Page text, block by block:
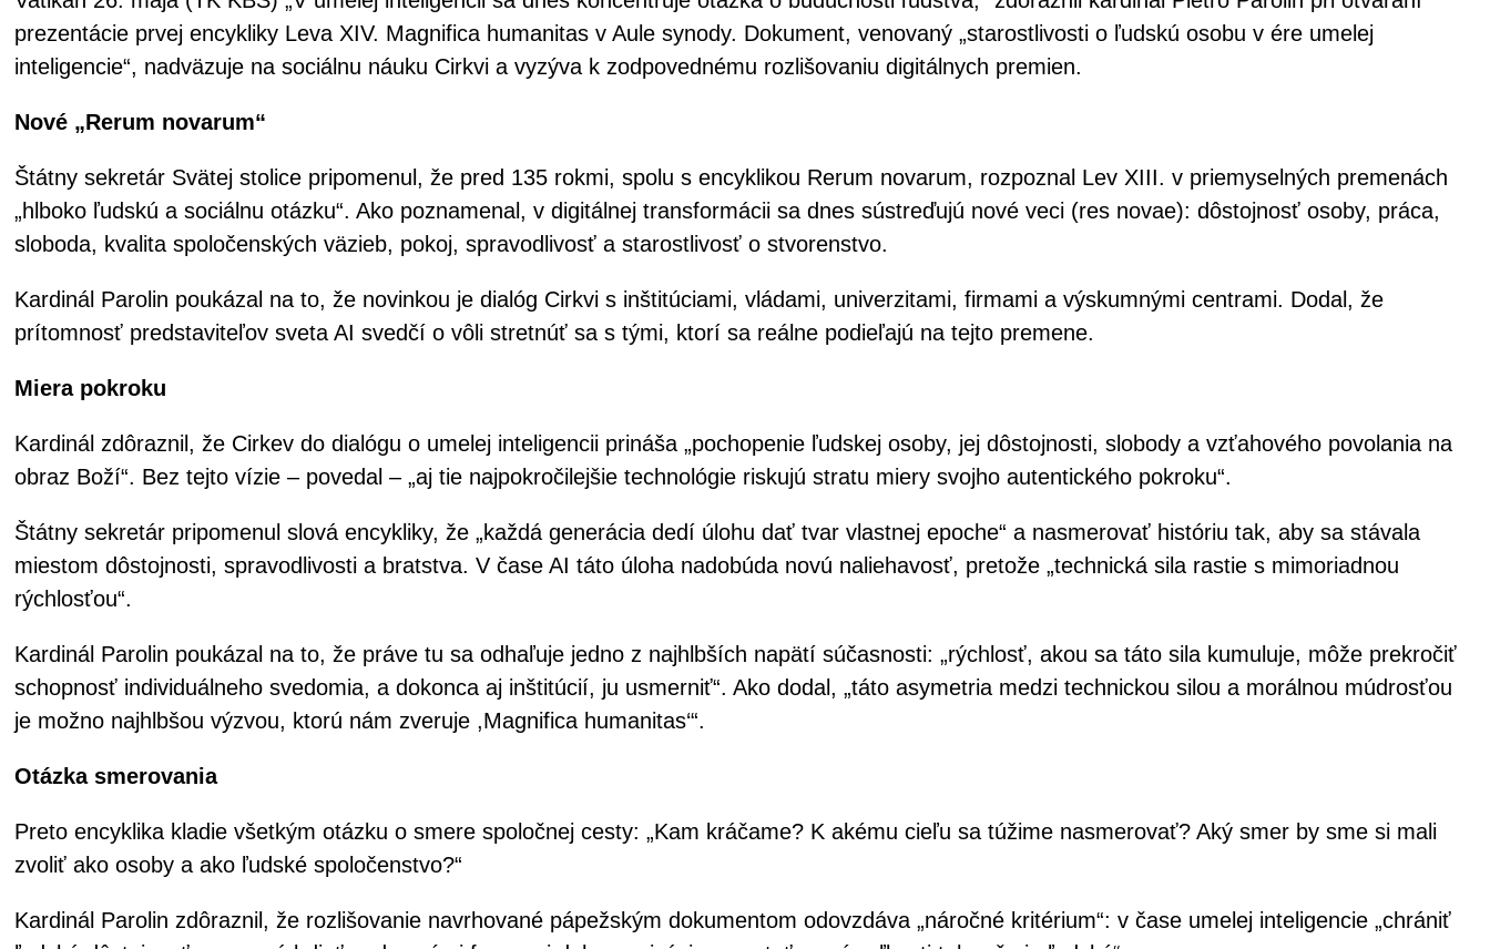
prezentácie prvej encykliky Leva XIV. Magnifica humanitas v Aule synody. Dokument, venovaný „starostlivosti o ľudskú osobu v ére umelej
inteligencie“, nadväzuje na sociálnu náuku Cirkvi a vyzýva k zodpovednému rozlišovaniu digitálnych premien.
Nové „Rerum novarum“
Štátny sekretár Svätej stolice pripomenul, že pred 135 rokmi, spolu s encyklikou Rerum novarum, rozpoznal Lev XIII. v priemyselných premenách
„hlboko ľudskú a sociálnu otázku“. Ako poznamenal, v digitálnej transformácii sa dnes sústreďujú nové veci (res novae): dôstojnosť osoby, práca,
sloboda, kvalita spoločenských väzieb, pokoj, spravodlivosť a starostlivosť o stvorenstvo.
Kardinál Parolin poukázal na to, že novinkou je dialóg Cirkvi s inštitúciami, vládami, univerzitami, firmami a výskumnými centrami. Dodal, že
prítomnosť predstaviteľov sveta AI svedčí o vôli stretnúť sa s tými, ktorí sa reálne podieľajú na tejto premene.
Miera pokroku
Kardinál zdôraznil, že Cirkev do dialógu o umelej inteligencii prináša „pochopenie ľudskej osoby, jej dôstojnosti, slobody a vzťahového povolania na
obraz Boží“. Bez tejto vízie – povedal – „aj tie najpokročilejšie technológie riskujú stratu miery svojho autentického pokroku“.
Štátny sekretár pripomenul slová encykliky, že „každá generácia dedí úlohu dať tvar vlastnej epoche“ a nasmerovať históriu tak, aby sa stávala
miestom dôstojnosti, spravodlivosti a bratstva. V čase AI táto úloha nadobúda novú naliehavosť, pretože „technická sila rastie s mimoriadnou
rýchlosťou“.
Kardinál Parolin poukázal na to, že práve tu sa odhaľuje jedno z najhlbších napätí súčasnosti: „rýchlosť, akou sa táto sila kumuluje, môže prekročiť
schopnosť individuálneho svedomia, a dokonca aj inštitúcií, ju usmerniť“. Ako dodal, „táto asymetria medzi technickou silou a morálnou múdrosťou
je možno najhlbšou výzvou, ktorú nám zveruje ,Magnifica humanitas‘“.
Otázka smerovania
Preto encyklika kladie všetkým otázku o smere spoločnej cesty: „Kam kráčame? K akému cieľu sa túžime nasmerovať? Aký smer by sme si mali
zvoliť ako osoby a ako ľudské spoločenstvo?“
Kardinál Parolin zdôraznil, že rozlišovanie navrhované pápežským dokumentom odovzdáva „náročné kritérium“: v čase umelej inteligencie „chrániť